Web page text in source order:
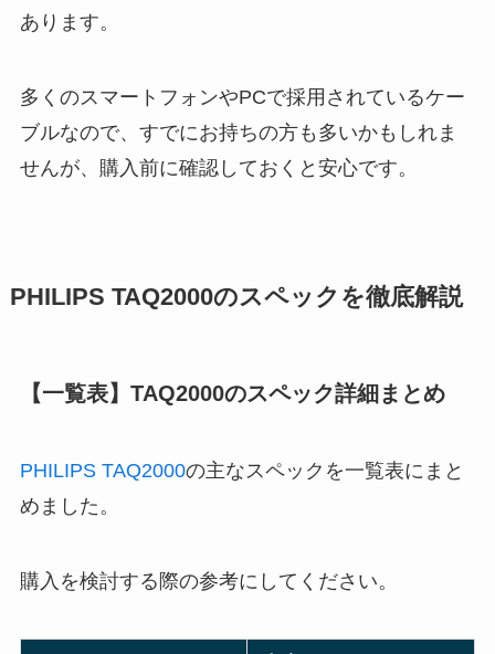
あります。
多くのスマートフォンやPCで採用されているケー
ブルなので、すでにお持ちの方も多いかもしれま
せんが、購入前に確認しておくと安心です。
PHILIPS TAQ2000のスペックを徹底解説
【一覧表】TAQ2000のスペック詳細まとめ
PHILIPS TAQ2000の主なスペックを一覧表にまと
めました。
購入を検討する際の参考にしてください。